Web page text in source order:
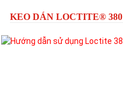
KEO DÁN LOCTITE® 380